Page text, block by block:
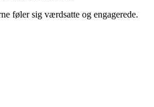
føler sig værdsatte og engagerede.